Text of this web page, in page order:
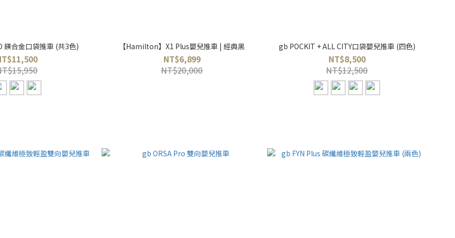
鎂合金口袋推車 (共3色) 【Hamilton】X1 Plus嬰兒推車 | 經典黑
NT$6,899
NT$20,000
gb POCKIT + ALL CITY口袋嬰兒推車 (四色)
NT$8,500
NT$12,500